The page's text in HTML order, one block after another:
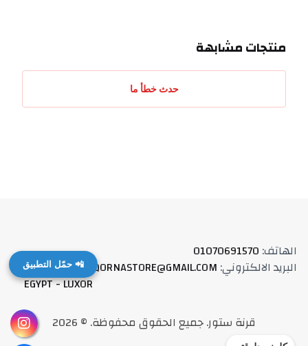
📲 حمّل التطبيق
منتجات مشابهة
حدث خطأ ما
الهاتف:
01070691570
البريد الالكتروني:
QORNASTORE@GMAIL.COM العنوان:
EGYPT - LUXOR
قرنة ستور.جميع الحقوق محفوظة. ©
2026